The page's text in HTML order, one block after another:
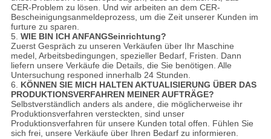
CER-Problem zu lösen. Und wir arbeiten an dem CER-
Bescheinigungsanmeldeprozess, um die Zeit unserer Kunden im
furture zu sparen.
5. WIE BIN ICH ANFANGSeinrichtung?
Zuerst Gespräch zu unseren Verkäufen über Ihr Maschine
medel, Arbeitsbedingungen, spezieller Bedarf, Fristen. Dann
liefern unsere Verkäufe die Details, die Sie benötigen. Alle
Untersuchung responed innerhalb 24 Stunden.
6. KÖNNEN SIE MICH HALTEN AKTUALISIERUNG ÜBER DAS
PRODUKTIONSVERFAHREN MEINER AUFTRÄGE?
Selbstverständlich anders als andere, die möglicherweise ihr
Produktionsverfahren versteckten, sind unser
Produktionsverfahren für unsere Kunden total offen. Fühlen Sie
sich frei, unsere Verkäufe über Ihren Bedarf zu informieren.